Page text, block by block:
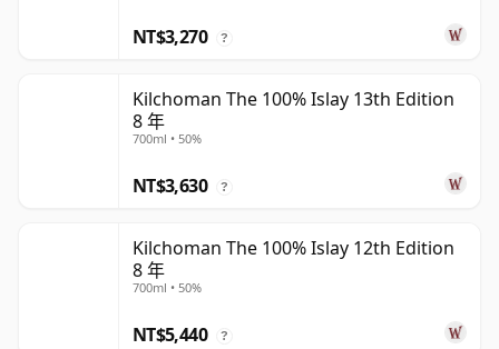
NT$3,270 ?
Kilchoman The 100% Islay 13th Edition
8 年
700ml • 50%
NT$3,630 ?
Kilchoman The 100% Islay 12th Edition
8 年
700ml • 50%
NT$5,440 ?